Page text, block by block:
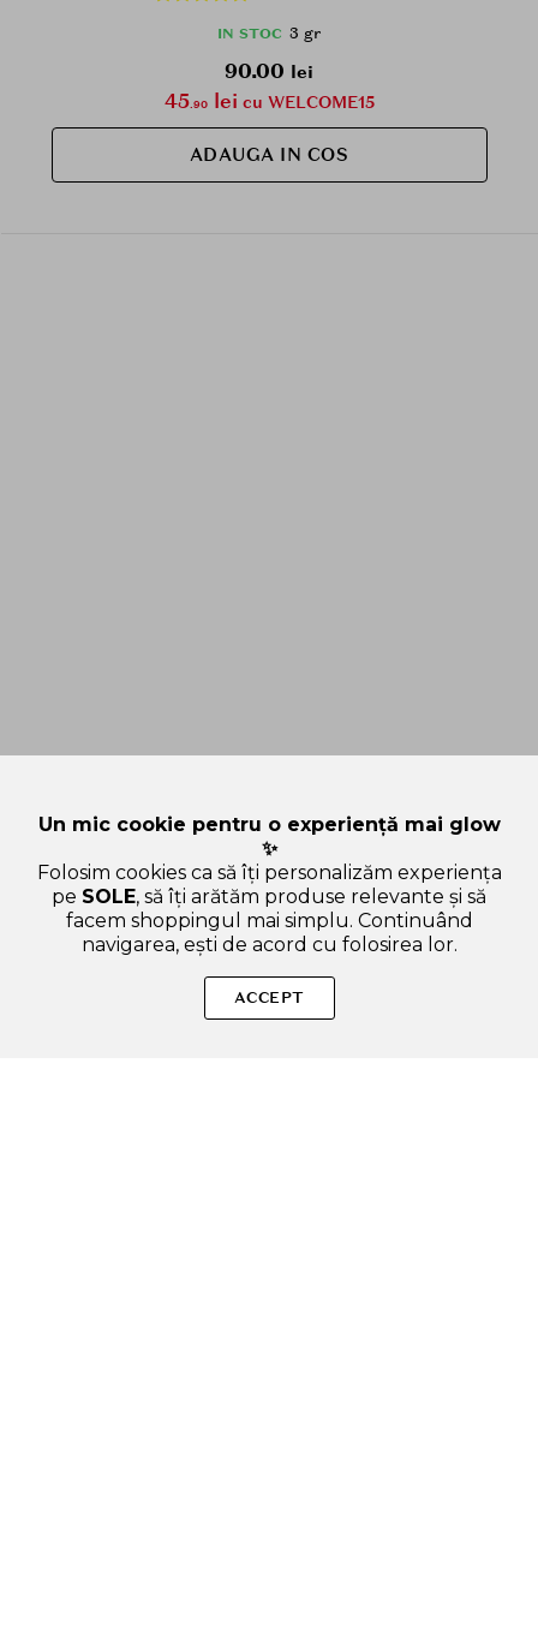
IN STOC 3 gr
90.00 lei
45.90lei cu WELCOME15
ADAUGA IN COS
Produse autentice, conforme UE, alese responsabil.
Un mic cookie pentru o experiență mai glow
✨
Folosim cookies ca să îți personalizăm experiența
pe SOLE, să îți arătăm produse relevante și să
facem shoppingul mai simplu. Continuând
navigarea, ești de acord cu folosirea lor.
ACCEPT